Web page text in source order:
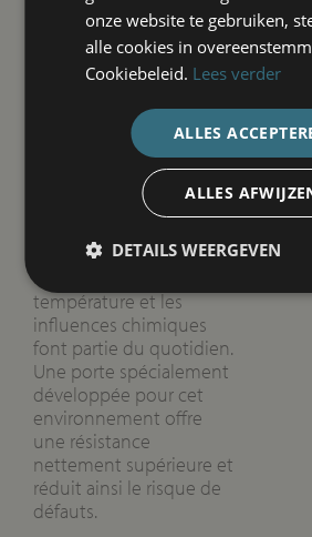
réduire
considérablement le
risque de
Une porte de qualité de
L-doornassau est conçue
pour résister au climat
exigeant d’une
l’humidité élevée, les
variations de
température et les
influences chimiques
font partie du quotidien.
Une porte spécialement
développée pour cet
environnement offre
une résistance
nettement supérieure et
réduit ainsi le risque de
défauts.
onze website te gebruiken,
alle cookies in
Cookiebeleid. Lees verder
ALLES
ALLES
DETAILS WEERGEVEN